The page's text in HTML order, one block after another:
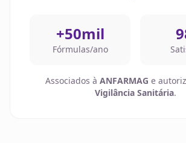
+50mil
Fórmulas/ano
Associados à ANFARMAG e
Vigilância Sanitária.